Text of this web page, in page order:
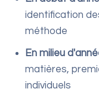
identification
méthode
En milieu
matières,
individuels